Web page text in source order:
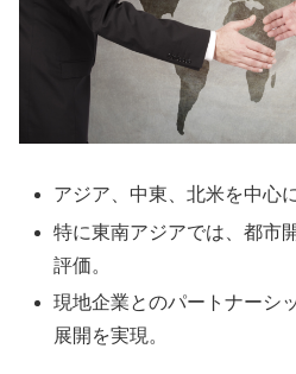
アジア、中東、北米を中心
特に東南アジアでは、都市
評価。
現地企業とのパートナーシ
展開を実現。